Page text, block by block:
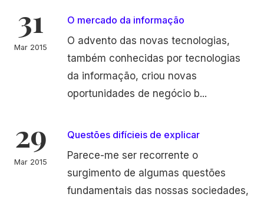
31
Mar 2015
O mercado da informação
O advento das novas tecnologias,
também conhecidas por tecnologias
da informação, criou novas
oportunidades de negócio b...
29
Mar 2015
Questões difícieis de explicar
Parece-me ser recorrente o
surgimento de algumas questões
fundamentais das nossas sociedades,